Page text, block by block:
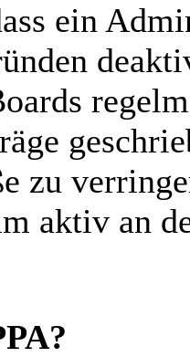
ein
zu
aktiv an